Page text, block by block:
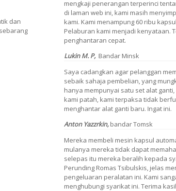
dan
mengkaji penerangan terperinci
di laman web ini, kami masih
kami. Kami menampung 60 ribu
Pelaburan kami menjadi kenyataan.
penghantaran cepat.
Lukin M. P, Bandar Minsk
Saya cadangkan agar pelanggan
sebaik sahaja pembelian, yang
hanya mempunyai satu set alat
kami patah, kami terpaksa tidak
menghantar alat ganti baru. Ingat ini.
Anton Yazzrkin, bandar Tomsk
Mereka membeli mesin kapsul
mulanya mereka tidak dapat
selepas itu mereka beralih kepada
Perunding Romas Tsibulskis, jelas
pengeluaran peralatan ini. Kami
menghubungi syarikat ini. Terima